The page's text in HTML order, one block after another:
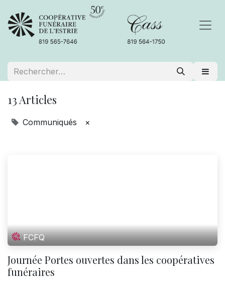
13 Articles
Communiqués ×
FCFQ
Journée Portes ouvertes dans les coopératives
funéraires